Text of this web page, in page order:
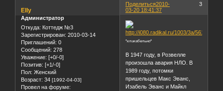
Поделиться 3
2010-
03-20 18:41:37
Elly
Администратор
Откуда: Коттедж №3
Зарегистрирован: 2010-03-14
Приглашений: 0
Сообщений: 278
Уважение: [+0/-0]
Позитив: [+1/-0]
Пол: Женский
Возраст: 34 [1992-04-03]
Провел на форуме:
*кликабельно*
В 1947 году, в Розвелле
произошла авария НЛО. В
1989 году, потомки
пришельцев Макс Эванс,
Изабель Эванс и Майкл